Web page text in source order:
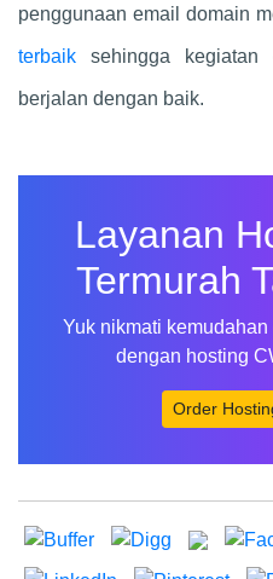
penggunaan email domain
terbaik sehingga
berjalan dengan baik.
Layanan
Termurah
Yuk nikmati
dengan hosting
Order